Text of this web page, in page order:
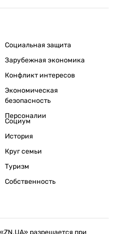
Социальная защита
Зарубежная экономика
Конфликт интересов
Экономическая
безопасность
Персоналии
Социум
История
Круг семьи
Туризм
Собственность
разрешается при